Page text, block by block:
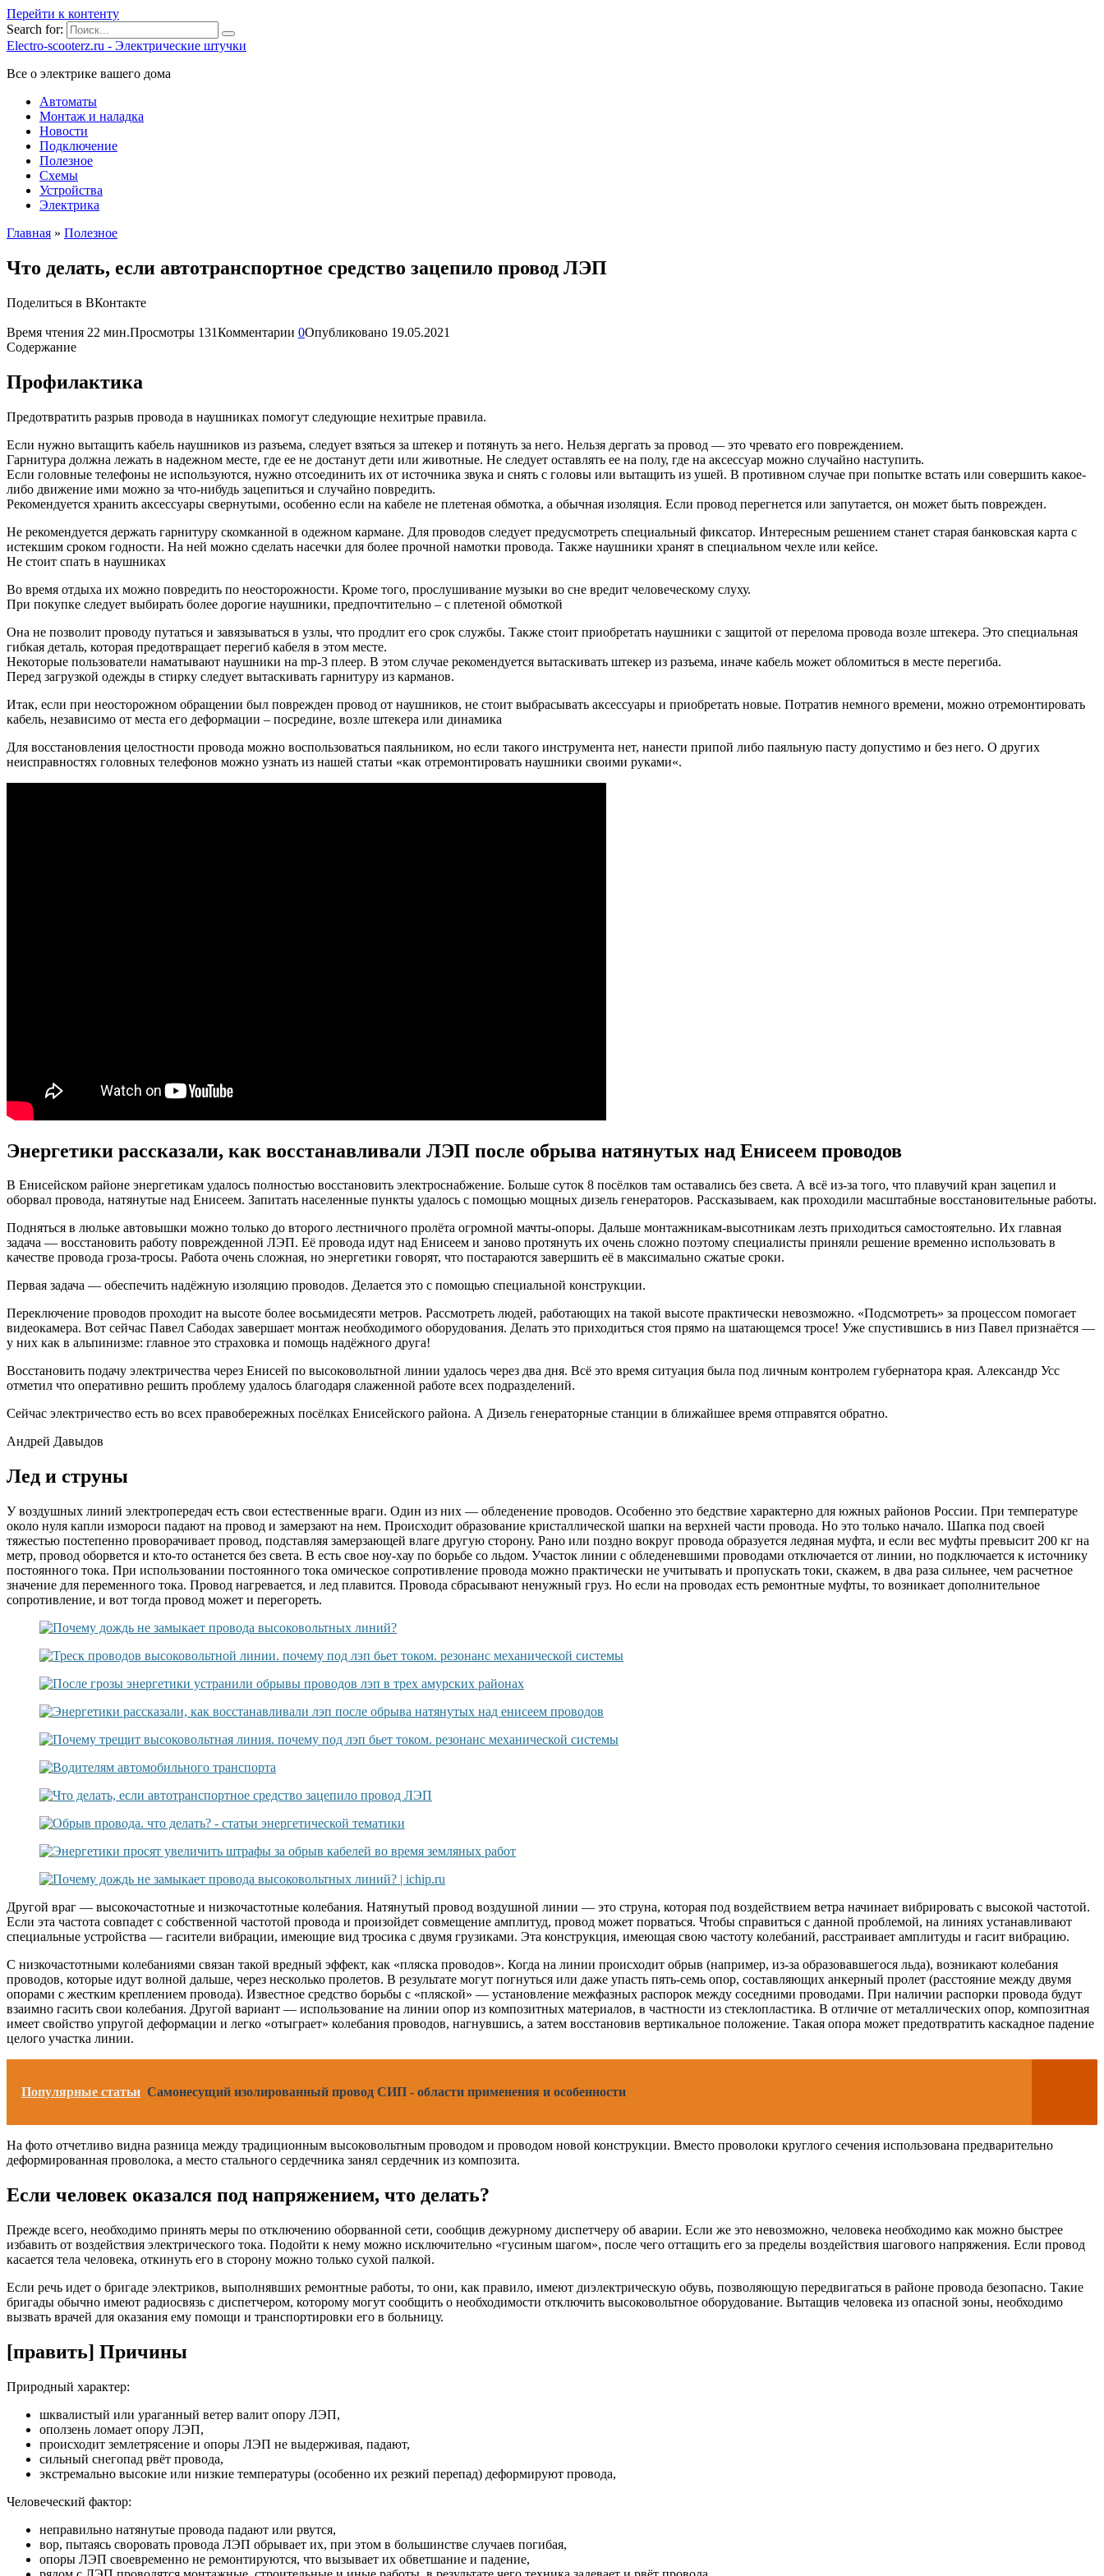
Перейти к контенту
Search for:
Electro-scooterz.ru - Электрические штучки
Все о электрике вашего дома
Автоматы
Монтаж и наладка
Новости
Подключение
Полезное
Схемы
Устройства
Электрика
Главная » Полезное
Что делать, если автотранспортное средство зацепило провод ЛЭП
Поделиться в ВКонтакте
Время чтения 22 мин.Просмотры 131Комментарии 0Опубликовано 19.05.2021
Содержание
Профилактика
Предотвратить разрыв провода в наушниках помогут следующие нехитрые правила.
Если нужно вытащить кабель наушников из разъема, следует взяться за штекер и потянуть за него. Нельзя дергать за провод — это чревато его повреждением.
Гарнитура должна лежать в надежном месте, где ее не достанут дети или животные. Не следует оставлять ее на полу, где на аксессуар можно случайно наступить.
Если головные телефоны не используются, нужно отсоединить их от источника звука и снять с головы или вытащить из ушей. В противном случае при попытке встать или совершить какое-
либо движение ими можно за что-нибудь зацепиться и случайно повредить.
Рекомендуется хранить аксессуары свернутыми, особенно если на кабеле не плетеная обмотка, а обычная изоляция. Если провод перегнется или запутается, он может быть поврежден.
Не рекомендуется держать гарнитуру скомканной в одежном кармане. Для проводов следует предусмотреть специальный фиксатор. Интересным решением станет старая банковская карта с
истекшим сроком годности. На ней можно сделать насечки для более прочной намотки провода. Также наушники хранят в специальном чехле или кейсе.
Не стоит спать в наушниках
Во время отдыха их можно повредить по неосторожности. Кроме того, прослушивание музыки во сне вредит человеческому слуху.
При покупке следует выбирать более дорогие наушники, предпочтительно – с плетеной обмоткой
Она не позволит проводу путаться и завязываться в узлы, что продлит его срок службы. Также стоит приобретать наушники с защитой от перелома провода возле штекера. Это специальная
гибкая деталь, которая предотвращает перегиб кабеля в этом месте.
Некоторые пользователи наматывают наушники на mp-3 плеер. В этом случае рекомендуется вытаскивать штекер из разъема, иначе кабель может обломиться в месте перегиба.
Перед загрузкой одежды в стирку следует вытаскивать гарнитуру из карманов.
Итак, если при неосторожном обращении был поврежден провод от наушников, не стоит выбрасывать аксессуары и приобретать новые. Потратив немного времени, можно отремонтировать
кабель, независимо от места его деформации – посредине, возле штекера или динамика
Для восстановления целостности провода можно воспользоваться паяльником, но если такого инструмента нет, нанести припой либо паяльную пасту допустимо и без него. О других
неисправностях головных телефонов можно узнать из нашей статьи «как отремонтировать наушники своими руками«.
Энергетики рассказали, как восстанавливали ЛЭП после обрыва натянутых над Енисеем проводов
В Енисейском районе энергетикам удалось полностью восстановить электроснабжение. Больше суток 8 посёлков там оставались без света. А всё из-за того, что плавучий кран зацепил и
оборвал провода, натянутые над Енисеем. Запитать населенные пункты удалось с помощью мощных дизель генераторов. Рассказываем, как проходили масштабные восстановительные работы.
Подняться в люльке автовышки можно только до второго лестничного пролёта огромной мачты-опоры. Дальше монтажникам-высотникам лезть приходиться самостоятельно. Их главная
задача — восстановить работу поврежденной ЛЭП. Её провода идут над Енисеем и заново протянуть их очень сложно поэтому специалисты приняли решение временно использовать в
качестве провода гроза-тросы. Работа очень сложная, но энергетики говорят, что постараются завершить её в максимально сжатые сроки.
Первая задача — обеспечить надёжную изоляцию проводов. Делается это с помощью специальной конструкции.
Переключение проводов проходит на высоте более восьмидесяти метров. Рассмотреть людей, работающих на такой высоте практически невозможно. «Подсмотреть» за процессом помогает
видеокамера. Вот сейчас Павел Сабодах завершает монтаж необходимого оборудования. Делать это приходиться стоя прямо на шатающемся тросе! Уже спустившись в низ Павел признаётся —
у них как в альпинизме: главное это страховка и помощь надёжного друга!
Восстановить подачу электричества через Енисей по высоковольтной линии удалось через два дня. Всё это время ситуация была под личным контролем губернатора края. Александр Усс
отметил что оперативно решить проблему удалось благодаря слаженной работе всех подразделений.
Сейчас электричество есть во всех правобережных посёлках Енисейского района. А Дизель генераторные станции в ближайшее время отправятся обратно.
Андрей Давыдов
Лед и струны
У воздушных линий электропередач есть свои естественные враги. Один из них — обледенение проводов. Особенно это бедствие характерно для южных районов России. При температуре
около нуля капли измороси падают на провод и замерзают на нем. Происходит образование кристаллической шапки на верхней части провода. Но это только начало. Шапка под своей
тяжестью постепенно проворачивает провод, подставляя замерзающей влаге другую сторону. Рано или поздно вокруг провода образуется ледяная муфта, и если вес муфты превысит 200 кг на
метр, провод оборвется и кто-то останется без света. В есть свое ноу-хау по борьбе со льдом. Участок линии с обледеневшими проводами отключается от линии, но подключается к источнику
постоянного тока. При использовании постоянного тока омическое сопротивление провода можно практически не учитывать и пропускать токи, скажем, в два раза сильнее, чем расчетное
значение для переменного тока. Провод нагревается, и лед плавится. Провода сбрасывают ненужный груз. Но если на проводах есть ремонтные муфты, то возникает дополнительное
сопротивление, и вот тогда провод может и перегореть.
Другой враг — высокочастотные и низкочастотные колебания. Натянутый провод воздушной линии — это струна, которая под воздействием ветра начинает вибрировать с высокой частотой.
Если эта частота совпадет с собственной частотой провода и произойдет совмещение амплитуд, провод может порваться. Чтобы справиться с данной проблемой, на линиях устанавливают
специальные устройства — гасители вибрации, имеющие вид тросика с двумя грузиками. Эта конструкция, имеющая свою частоту колебаний, расстраивает амплитуды и гасит вибрацию.
С низкочастотными колебаниями связан такой вредный эффект, как «пляска проводов». Когда на линии происходит обрыв (например, из-за образовавшегося льда), возникают колебания
проводов, которые идут волной дальше, через несколько пролетов. В результате могут погнуться или даже упасть пять-семь опор, составляющих анкерный пролет (расстояние между двумя
опорами с жестким креплением провода). Известное средство борьбы с «пляской» — установление межфазных распорок между соседними проводами. При наличии распорки провода будут
взаимно гасить свои колебания. Другой вариант — использование на линии опор из композитных материалов, в частности из стеклопластика. В отличие от металлических опор, композитная
имеет свойство упругой деформации и легко «отыграет» колебания проводов, нагнувшись, а затем восстановив вертикальное положение. Такая опора может предотвратить каскадное падение
целого участка линии.
Популярные статьи Самонесущий изолированный провод СИП - области применения и особенности
На фото отчетливо видна разница между традиционным высоковольтным проводом и проводом новой конструкции. Вместо проволоки круглого сечения использована предварительно
деформированная проволока, а место стального сердечника занял сердечник из композита.
Если человек оказался под напряжением, что делать?
Прежде всего, необходимо принять меры по отключению оборванной сети, сообщив дежурному диспетчеру об аварии. Если же это невозможно, человека необходимо как можно быстрее
избавить от воздействия электрического тока. Подойти к нему можно исключительно «гусиным шагом», после чего оттащить его за пределы воздействия шагового напряжения. Если провод
касается тела человека, откинуть его в сторону можно только сухой палкой.
Если речь идет о бригаде электриков, выполнявших ремонтные работы, то они, как правило, имеют диэлектрическую обувь, позволяющую передвигаться в районе провода безопасно. Такие
бригады обычно имеют радиосвязь с диспетчером, которому могут сообщить о необходимости отключить высоковольтное оборудование. Вытащив человека из опасной зоны, необходимо
вызвать врачей для оказания ему помощи и транспортировки его в больницу.
[править] Причины
Природный характер:
шквалистый или ураганный ветер валит опору ЛЭП,
оползень ломает опору ЛЭП,
происходит землетрясение и опоры ЛЭП не выдерживая, падают,
сильный снегопад рвёт провода,
экстремально высокие или низкие температуры (особенно их резкий перепад) деформируют провода,
Человеческий фактор:
неправильно натянутые провода падают или рвутся,
вор, пытаясь своровать провода ЛЭП обрывает их, при этом в большинстве случаев погибая,
опоры ЛЭП своевременно не ремонтируются, что вызывает их обветшание и падение,